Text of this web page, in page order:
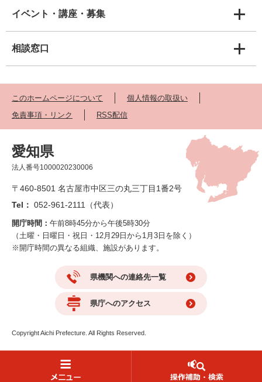
イベント・講座・募集
相談窓口
このホームページについて
個人情報の取扱い
免責事項・リンク
RSS配信
愛知県
法人番号1000020230006
〒460-8501 名古屋市中区三の丸三丁目1番2号
Tel： 052-961-2111（代表）
開庁時間： 午前8時45分から午後5時30分
（土曜・日曜日・祝日・12月29日から1月3日を除く）
※開庁時間の異なる組織、施設があります。
県機関への連絡先一覧
県庁へのアクセス
Copyright Aichi Prefecture. All Rights Reserved.